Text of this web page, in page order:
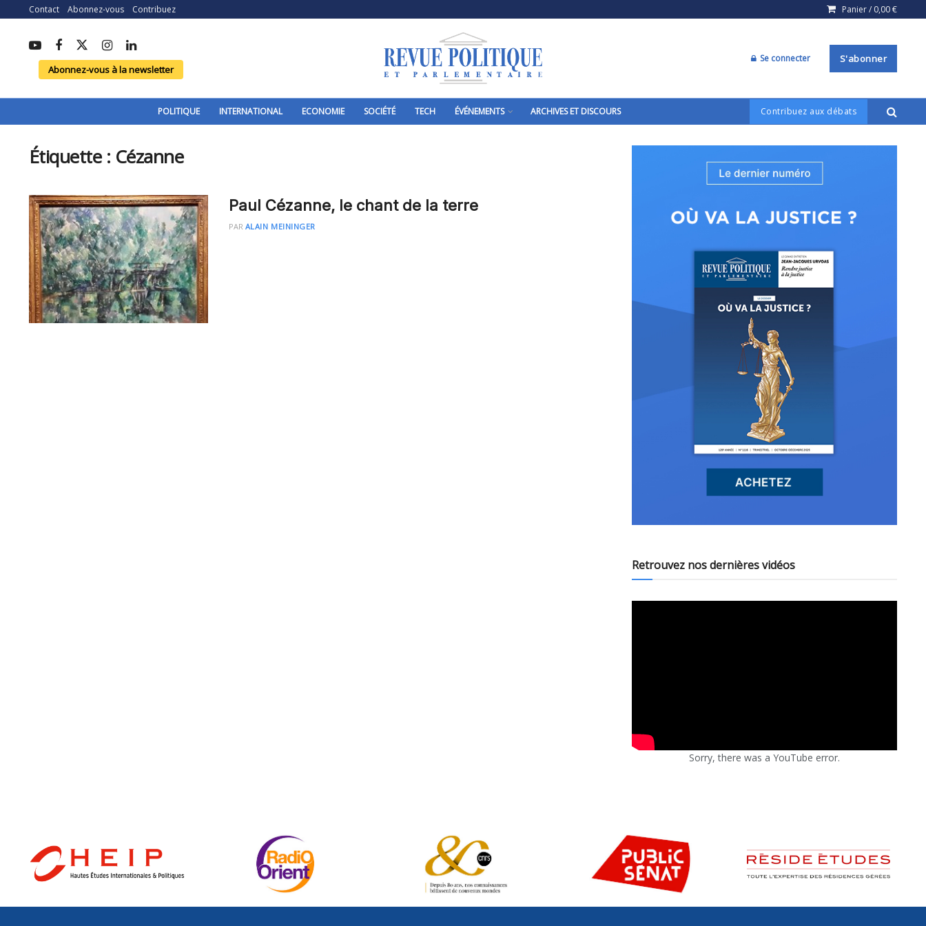
Contact Abonnez-vous Contribuez Panier / 0,00€
Abonnez-vous à la newsletter
Se connecter S'abonner
POLITIQUE INTERNATIONAL ECONOMIE SOCIÉTÉ TECH ÉVÉNEMENTS ARCHIVES ET DISCOURS Contribuez aux débats
Étiquette : Cézanne
Paul Cézanne, le chant de la terre
PAR ALAIN MEININGER
Retrouvez nos dernières vidéos
Sorry, there was a YouTube error.